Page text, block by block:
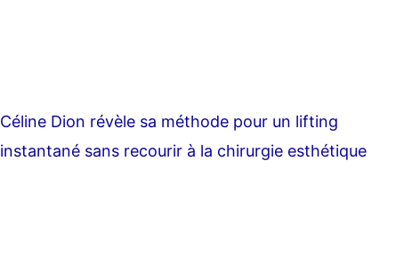
Céline Dion révèle sa méthode pour un lifting
instantané sans recourir à la chirurgie esthétique